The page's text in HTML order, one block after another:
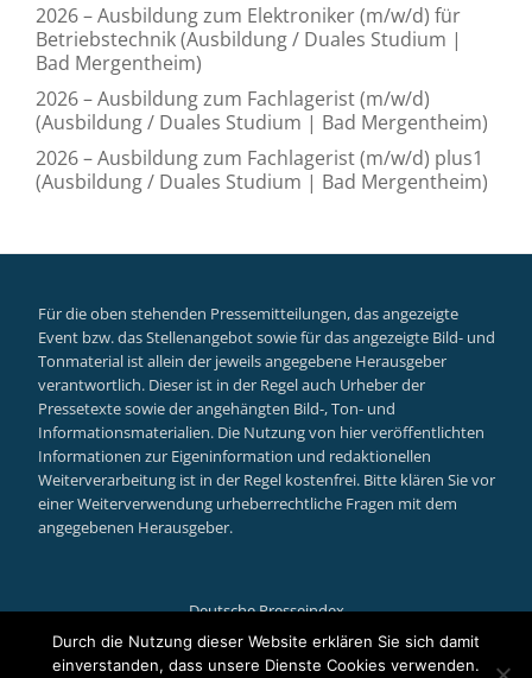
2026 – Ausbildung zum Elektroniker (m/w/d) für
Betriebstechnik (Ausbildung / Duales Studium |
Bad Mergentheim)
2026 – Ausbildung zum Fachlagerist (m/w/d)
(Ausbildung / Duales Studium | Bad Mergentheim)
2026 – Ausbildung zum Fachlagerist (m/w/d) plus1
(Ausbildung / Duales Studium | Bad Mergentheim)
Für die oben stehenden Pressemitteilungen, das angezeigte
Event bzw. das Stellenangebot sowie für das angezeigte Bild- und
Tonmaterial ist allein der jeweils angegebene Herausgeber
verantwortlich. Dieser ist in der Regel auch Urheber der
Pressetexte sowie der angehängten Bild-, Ton- und
Informationsmaterialien. Die Nutzung von hier veröffentlichten
Informationen zur Eigeninformation und redaktionellen
Weiterverarbeitung ist in der Regel kostenfrei. Bitte klären Sie vor
einer Weiterverwendung urheberrechtliche Fragen mit dem
angegebenen Herausgeber.
Deutsche Presseindex
Secondary
Durch die Nutzung dieser Website erklären Sie sich damit
einverstanden, dass unsere Dienste Cookies verwenden.